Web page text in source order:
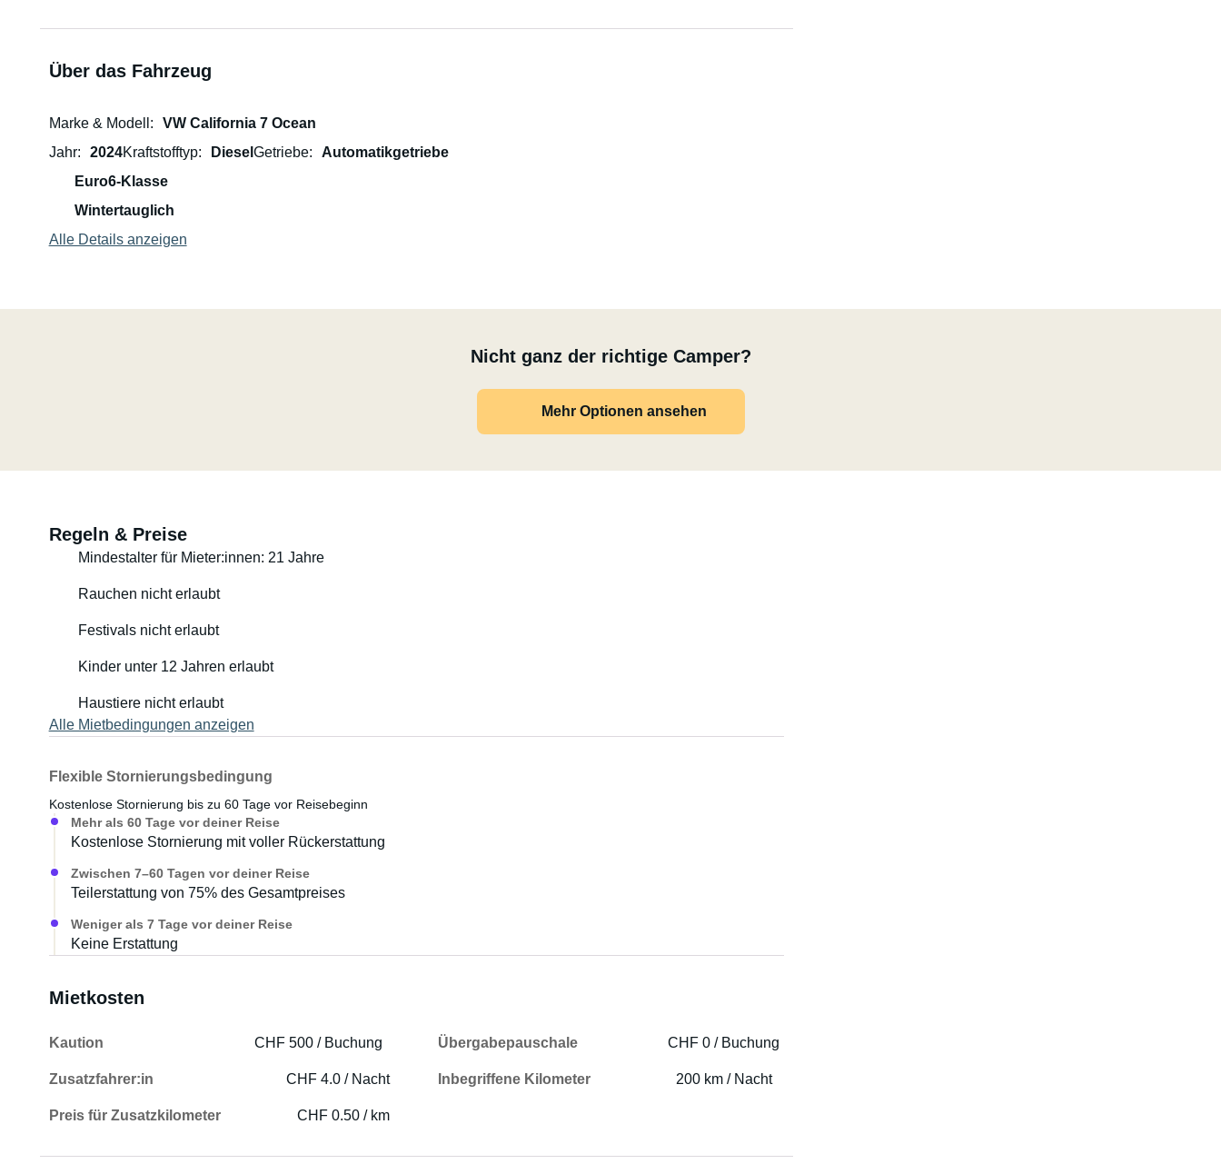
Über das Fahrzeug
Marke & Modell
VW California 7 Ocean
Jahr
2024Kraftstofftyp Diesel Getriebe
Automatikgetriebe
Euro6-Klasse
Wintertauglich
Alle Details anzeigen
Nicht ganz der richtige Camper?
Mehr Optionen ansehen
Regeln & Preise
Mindestalter für Mieter:innen: 21 Jahre
Rauchen nicht erlaubt
Festivals nicht erlaubt
Kinder unter 12 Jahren erlaubt
Haustiere nicht erlaubt
Alle Mietbedingungen anzeigen
Flexible Stornierungsbedingung
Kostenlose Stornierung bis zu 60 Tage vor Reisebeginn
Mehr als 60 Tage vor deiner Reise
Kostenlose Stornierung mit voller Rückerstattung
Zwischen 7–60 Tagen vor deiner Reise
Teilerstattung von 75% des Gesamtpreises
Weniger als 7 Tage vor deiner Reise
Keine Erstattung
Mietkosten
Kaution CHF 500 / Buchung Übergabepauschale CHF 0 / Buchung
Zusatzfahrer:in CHF 4.0 / Nacht Inbegriffene Kilometer 200 km / Nacht
Preis für Zusatzkilometer CHF 0.50 / km